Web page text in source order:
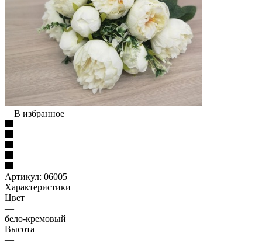
В избранное
Артикул: 06005
Характеристики
Цвет
—
бело-кремовый
Высота
—